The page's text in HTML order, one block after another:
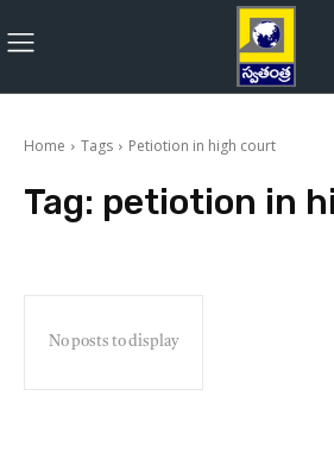
Home Tags Petiotion in high court
Tag: petiotion in
No posts to display